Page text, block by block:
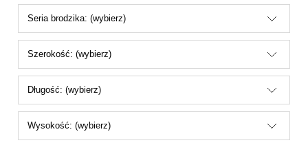
Seria brodzika: (wybierz)
Szerokość: (wybierz)
Długość: (wybierz)
Wysokość: (wybierz)